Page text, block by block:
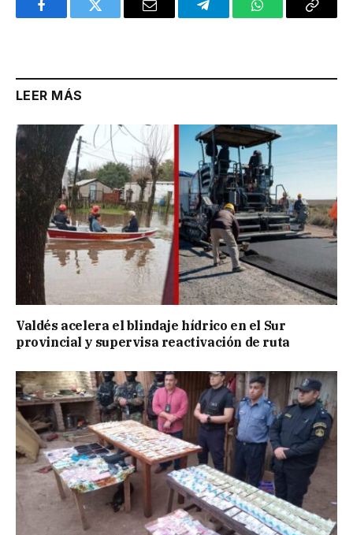
FacebookTwitter Email TelegramWhatsAppCopy
LEER MÁS
Valdés acelera el blindaje hídrico en el Sur
provincial y supervisa reactivación de ruta